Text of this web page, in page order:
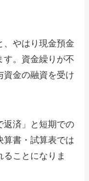
、やはり現金預金
す。資金繰りが不
資金の融資を受け
返済」と短期での
算書・試算表では
ることになりま